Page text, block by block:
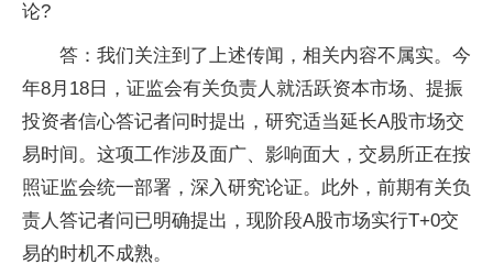
论?
答：我们关注到了上述传闻，相关内容不属实。今
年8月18日，证监会有关负责人就活跃资本市场、提振
投资者信心答记者问时提出，研究适当延长A股市场交
易时间。这项工作涉及面广、影响面大，交易所正在按
照证监会统一部署，深入研究论证。此外，前期有关负
责人答记者问已明确提出，现阶段A股市场实行T+0交
易的时机不成熟。